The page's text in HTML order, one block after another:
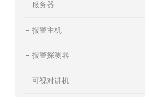
服务器
报警主机
报警探测器
可视对讲机